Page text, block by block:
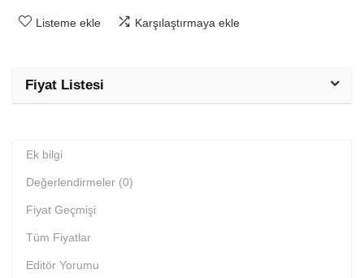
Listeme ekle Karşılaştırmaya ekle
Fiyat Listesi
Ek bilgi
Değerlendirmeler (0)
Fiyat Geçmişi
Tüm Fiyatlar
Editör Yorumu